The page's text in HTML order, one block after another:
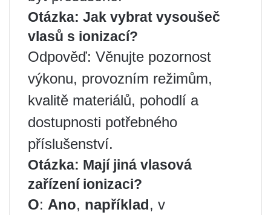
Otázka: Jak vybrat vysoušeč
vlasů s ionizací?
Odpověď: Věnujte pozornost
výkonu, provozním režimům,
kvalitě materiálů, pohodlí a
dostupnosti potřebného
příslušenství.
Otázka: Mají jiná vlasová
zařízení ionizaci?
О: Ano, například, v